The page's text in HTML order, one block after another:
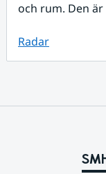
och rum. Den
Radar